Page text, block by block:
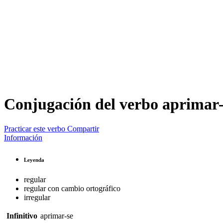
Conjugación del verbo
Practicar este verbo Compartir
Información
Leyenda
regular
regular con cambio ortográfico
irregular
Infinitivo aprimar-se